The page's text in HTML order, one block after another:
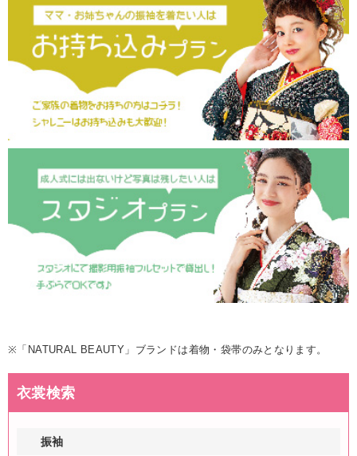
※「NATURAL BEAUTY」ブランドは着物・袋帯のみとなります。
衣裳検索
振袖